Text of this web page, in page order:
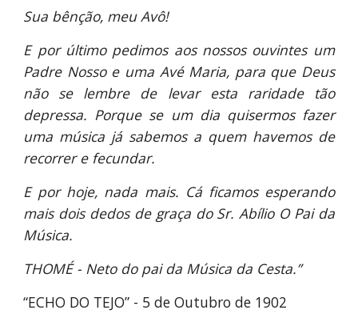
Sua bênção, meu Avô!
E por último pedimos aos nossos ouvintes um
Padre Nosso e uma Avé Maria, para que Deus
não se lembre de levar esta raridade tão
depressa. Porque se um dia quisermos fazer
uma música já sabemos a quem havemos de
recorrer e fecundar.
E por hoje, nada mais. Cá ficamos esperando
mais dois dedos de graça do Sr. Abílio O Pai da
Música.
THOMÉ - Neto do pai da Música da Cesta.”
“ECHO DO TEJO” - 5 de Outubro de 1902